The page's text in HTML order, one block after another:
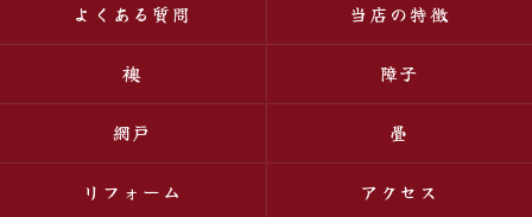
よくある質問 当店の特徴
襖 障子
網戸 畳
リフォーム アクセス